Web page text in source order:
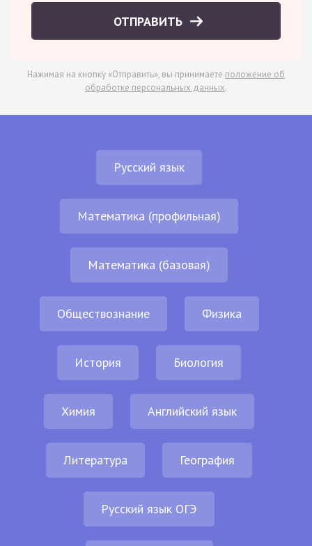
ОТПРАВИТЬ
Нажимая на кнопку «Отправить», вы принимаете положение об
обработке персональных данных.
Русский язык
Математика (профильная)
Математика (базовая)
Обществознание Физика
История Биология
Химия Английский язык
Литература География
Русский язык ОГЭ